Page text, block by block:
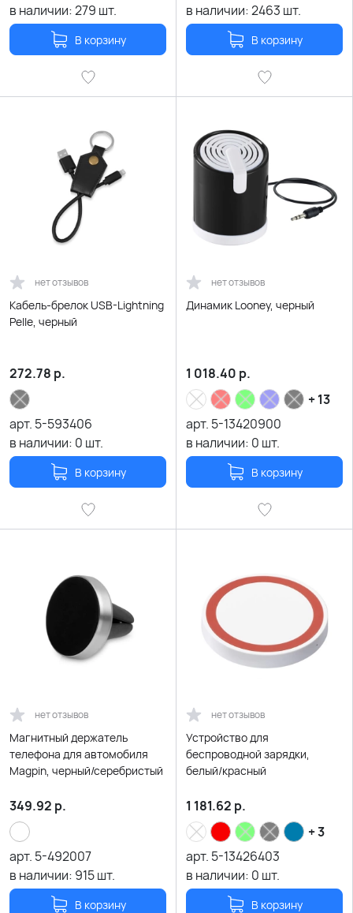
в наличии:279 шт.
В корзину
в наличии:2463 шт.
В корзину
нет отзывов
Кабель-брелок USB-Lightning
Pelle, черный
272.78 р.
арт. 5-593406
в наличии: 0 шт.
В корзину
нет отзывов
Динамик Looney, черный
1 018.40 р.
+ 13
арт. 5-13420900
в наличии: 0 шт.
В корзину
нет отзывов
Магнитный держатель
телефона для автомобиля
Magpin, черный/серебристый
349.92 р.
арт. 5-492007
в наличии: 915шт.
В корзину
нет отзывов
Устройство для
беспроводной зарядки,
белый/красный
1 181.62 р.
+ 3
арт. 5-13426403
в наличии: 0 шт.
В корзину